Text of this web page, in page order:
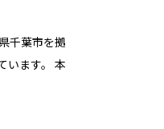
千葉市を拠
います。 本